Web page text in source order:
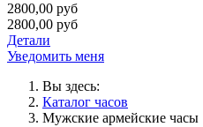
2800,00 руб
2800,00 руб
Детали
Уведомить меня
Вы здесь:
Каталог часов
Мужские армейские часы